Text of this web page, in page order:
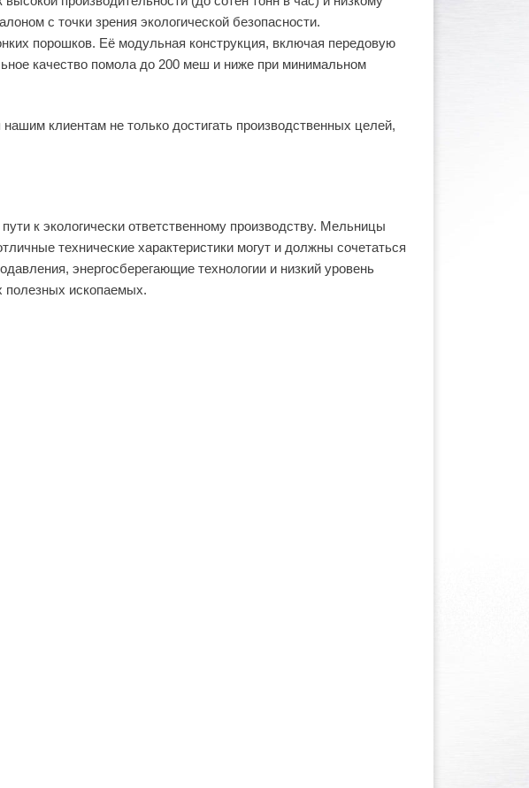
с точки зрения экологической безопасности.
порошков. Её модульная конструкция, включая передовую
качество помола до 200 меш и ниже при минимальном
клиентам не только достигать производственных целей,
к экологически ответственному производству. Мельницы
технические характеристики могут и должны сочетаться
энергосберегающие технологии и низкий уровень
полезных ископаемых.